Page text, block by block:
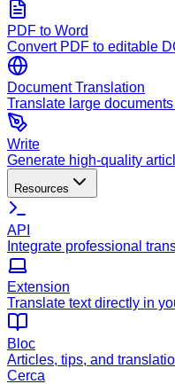
PDF to Word
Convert PDF to editable
Document Translation
Translate large
Write
Generate high-quality
Resources
API
Integrate professional
Extension
Translate text directly in
Bloc
Articles, tips, and
Cerca